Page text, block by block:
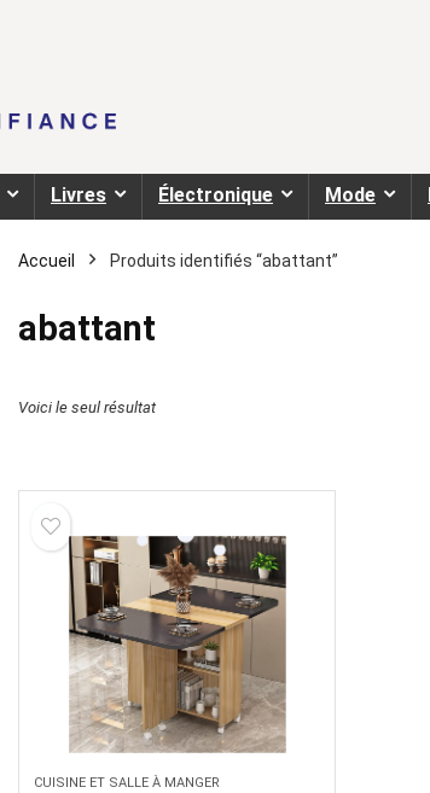
Livres Électronique Mode
Accueil Produits identifiés “abattant”
abattant
Voici le seul résultat
CUISINE ET SALLE À MANGER